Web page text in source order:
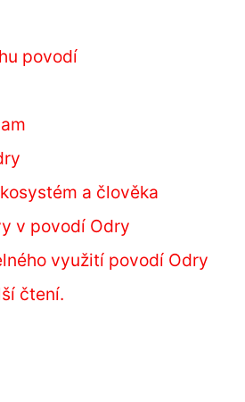
povodí
a člověka
v povodí Odry
využití povodí Odry
čtení.